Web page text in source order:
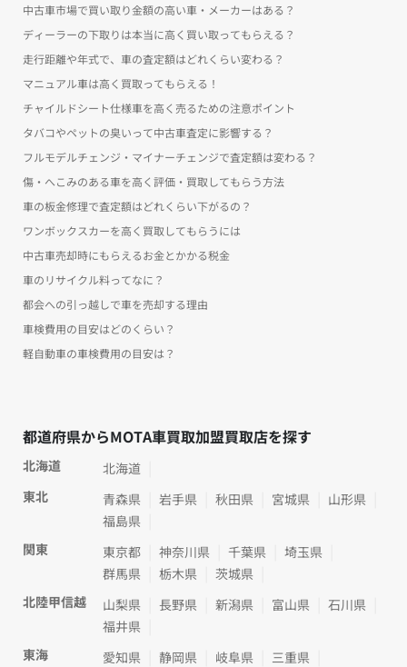
中古車市場で買い取り金額の高い車・メーカーはある？
ディーラーの下取りは本当に高く買い取ってもらえる？
走行距離や年式で、車の査定額はどれくらい変わる？
マニュアル車は高く買取ってもらえる！
チャイルドシート仕様車を高く売るための注意ポイント
タバコやペットの臭いって中古車査定に影響する？
フルモデルチェンジ・マイナーチェンジで査定額は変わる？
傷・へこみのある車を高く評価・買取してもらう方法
車の板金修理で査定額はどれくらい下がるの？
ワンボックスカーを高く買取してもらうには
中古車売却時にもらえるお金とかかる税金
車のリサイクル料ってなに？
都会への引っ越しで車を売却する理由
車検費用の目安はどのくらい？
軽自動車の車検費用の目安は？
都道府県からMOTA車買取加盟買取店を探す
北海道
北海道
東北
青森県 岩手県 秋田県 宮城県
山形県
福島県
関東
東京都 神奈川県 千葉県
埼玉県
群馬県
栃木県
茨城県
北陸甲信越
山梨県 長野県 新潟県 富山県
石川県
福井県
東海
愛知県 静岡県 岐阜県
三重県